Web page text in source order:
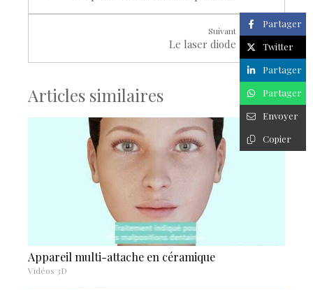
Suivant
Le laser diode
Articles similaires
Appareil multi-attache en céramique
Vidéos 3D
Partager
Twitter
Partager
Partager
Envoyer
Copier